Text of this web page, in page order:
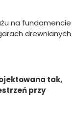
na fundamencie
drewnianych
tak,
przy